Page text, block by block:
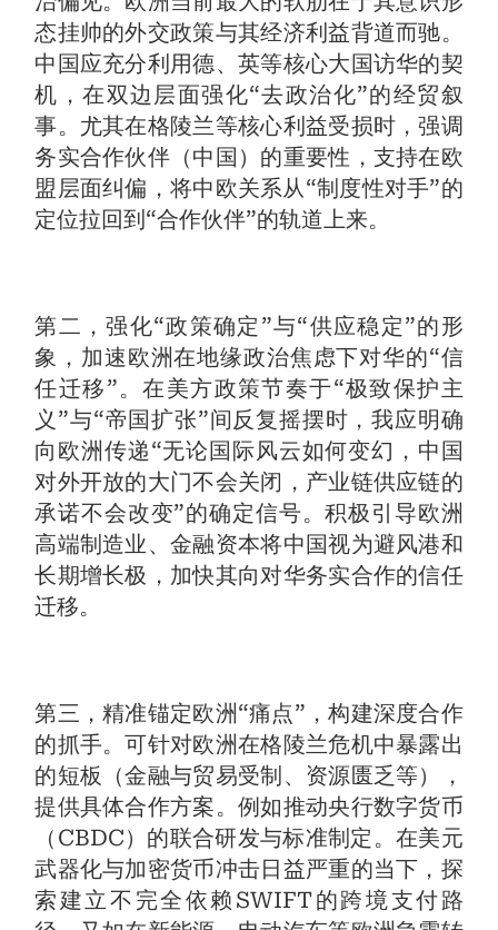
态挂帅的外交政策与其经济利益背道而驰。
中国应充分利用德、英等核心大国访华的契
机，在双边层面强化“去政治化”的经贸叙
事。尤其在格陵兰等核心利益受损时，强调
务实合作伙伴（中国）的重要性，支持在欧
盟层面纠偏，将中欧关系从“制度性对手”的
定位拉回到“合作伙伴”的轨道上来。
第二，强化“政策确定”与“供应稳定”的形
象，加速欧洲在地缘政治焦虑下对华的“信
任迁移”。在美方政策节奏于“极致保护主
义”与“帝国扩张”间反复摇摆时，我应明确
向欧洲传递“无论国际风云如何变幻，中国
对外开放的大门不会关闭，产业链供应链的
承诺不会改变”的确定信号。积极引导欧洲
高端制造业、金融资本将中国视为避风港和
长期增长极，加快其向对华务实合作的信任
迁移。
第三，精准锚定欧洲“痛点”，构建深度合作
的抓手。可针对欧洲在格陵兰危机中暴露出
的短板（金融与贸易受制、资源匮乏等），
提供具体合作方案。例如推动央行数字货币
（CBDC）的联合研发与标准制定。在美元
武器化与加密货币冲击日益严重的当下，探
索建立不完全依赖SWIFT的跨境支付路